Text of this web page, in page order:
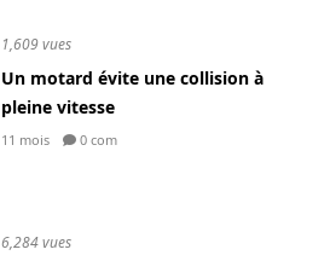
1,609 vues
Un motard évite une collision à
pleine vitesse
11 mois 0 com
6,284 vues